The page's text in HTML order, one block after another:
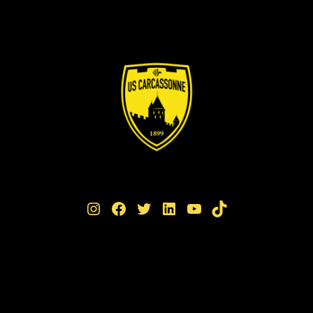
Instagram Facebook Twitter LinkedIn YouTube TikTok